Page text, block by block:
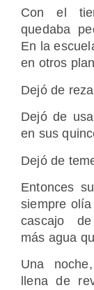
Con el
quedaba
En la
en otros
Dejó de
Dejó de
en sus
Dejó de
Entonces
siempre
cascajo de
más agua
Una
llena de